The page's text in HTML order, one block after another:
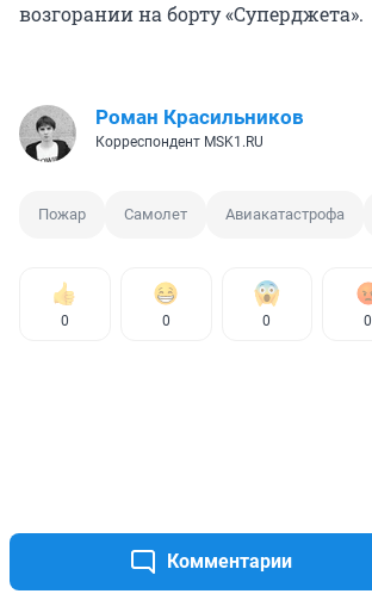
Комментарии
возгорании на борту «Суперджета».
Роман Красильников
Корреспондент MSK1.RU
Пожар Самолет Авиакатастрофа
0 0 0 0